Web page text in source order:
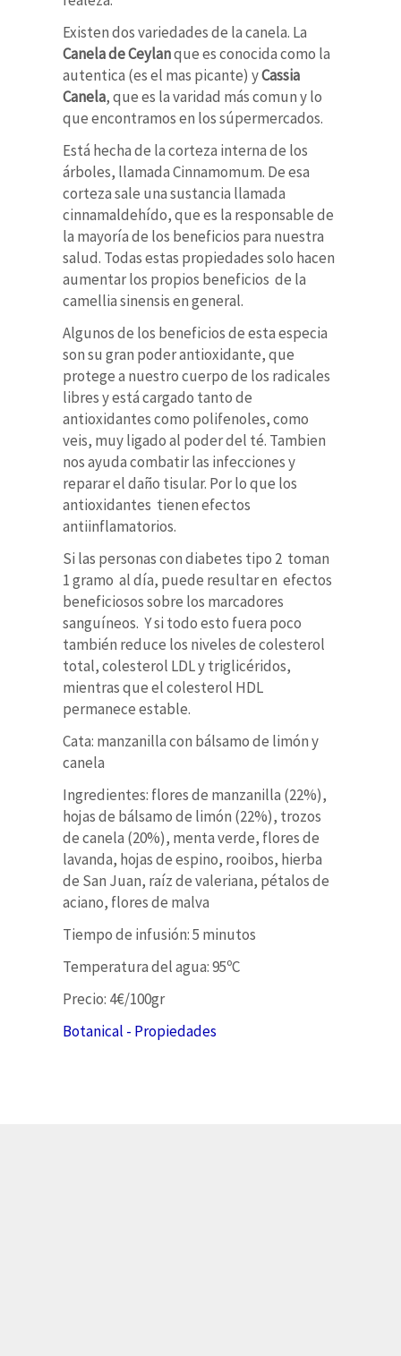
Existen dos variedades de la canela. La
Canela de Ceylanque es conocida como la
autentica (es el mas picante) yCassia
Canela, que es la varidad más comun y lo
que encontramos en los súpermercados.
Está hecha de la corteza interna de los
árboles, llamada Cinnamomum. De esa
corteza sale una sustancia llamada
cinnamaldehído, que es la responsable de
la mayoría de los beneficios para nuestra
salud. Todas estas propiedades solo hacen
aumentar los propios beneficios de la
camellia sinensis en general.
Algunos de los beneficios de esta especia
son su gran poder antioxidante, que
protege a nuestro cuerpo de los radicales
libres y está cargado tanto de
antioxidantes como polifenoles, como
veis, muy ligado al poder del té. Tambien
nos ayuda combatir las infecciones y
reparar el daño tisular. Por lo que los
antioxidantes tienen efectos
antiinflamatorios.
Si las personas con diabetes tipo 2 toman
1 gramo al día, puede resultar en efectos
beneficiosos sobre los marcadores
sanguíneos. Y si todo esto fuera poco
también reduce los niveles de colesterol
total, colesterol LDL y triglicéridos,
mientras que el colesterol HDL
permanece estable.
Cata: manzanilla con bálsamo de limón y
canela
Ingredientes: flores de manzanilla (22%),
hojas de bálsamo de limón (22%), trozos
de canela (20%), menta verde, flores de
lavanda, hojas de espino, rooibos, hierba
de San Juan, raíz de valeriana, pétalos de
aciano, flores de malva
Tiempo de infusión: 5 minutos
Temperatura del agua: 95ºC
Precio: 4€/100gr
Botanical - Propiedades